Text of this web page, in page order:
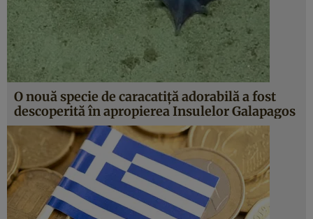
O nouă specie de caracatiță adorabilă a fost
descoperită în apropierea Insulelor Galapagos